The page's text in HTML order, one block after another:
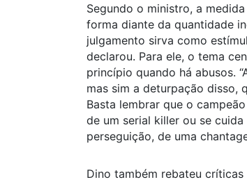
Segundo o ministro, a
forma diante da quantidade
julgamento sirva como
declarou. Para ele, o tema
princípio quando há abusos.
mas sim a deturpação disso,
Basta lembrar que o
de um serial killer ou se
perseguição, de uma
Dino também rebateu